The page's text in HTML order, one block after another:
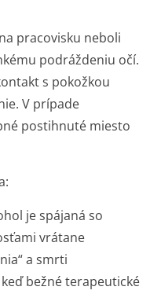
pracovisku neboli
podráždeniu očí.
s pokožkou
V prípade
postihnuté miesto
je spájaná so
vrátane
a smrti
bežné terapeutické